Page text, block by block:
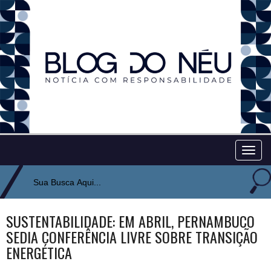
SUSTENTABILIDADE: EM ABRIL, PERNAMBUCO
SEDIA CONFERÊNCIA LIVRE SOBRE TRANSIÇÃO
ENERGÉTICA